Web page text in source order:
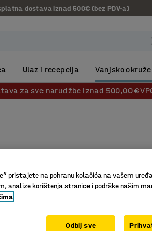
dostava iznad 500€ (bez PDV-a)
Ulaz i recepcija Vanjsko
za sve narudžbe iznad 500,00 €
pristajete na pohranu kolačića na vašem
analize korištenja stranice i podrške našim
Odbij sve